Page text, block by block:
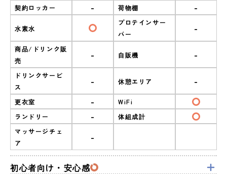
契約ロッカー - 荷物棚 -
水素水
プロテインサー
バー
-
商品/ドリンク販
売
- 自販機 -
ドリンクサービ
ス
- 休憩エリア -
更衣室 -
WiFi
ランドリー
-
体組成計
マッサージチェ
ア
-
初心者向け・安心感